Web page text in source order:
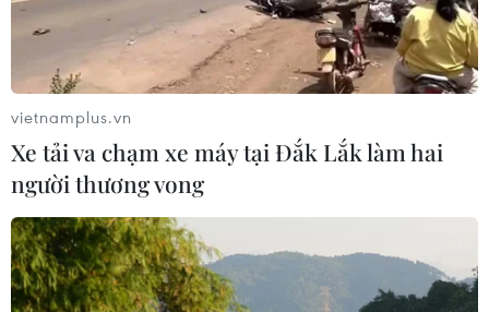
Tạo đột phá từ y tế cơ sở đến phát
triển nguồn nhân lực
02/08/2026 03:25
Báo động cận thị học đường khi
nhiều trẻ giảm thị lực từ rất sớm
01/08/2026 09:31
vietnamplus.vn
Xe tải va chạm xe máy tại Đắk Lắk làm hai
người thương vong